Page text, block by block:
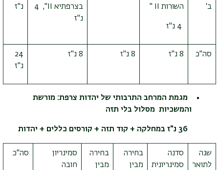
ב'
השורות II
"
בצרפתיא II
", 4
נ"ז
נ"ז
סה"כ 8 נ"ז 8 נ"ז 8 נ"ז
24
נ"ז
מגמת המרחב התרבותי של יהדות צרפת: מורשת
והמשכיות מסלול בלי תזה
שנה
לתואר
סדנה
סמינריונית
בחירה
מבין
בחירה
מבין
סמינריון
חובה
סה"כ